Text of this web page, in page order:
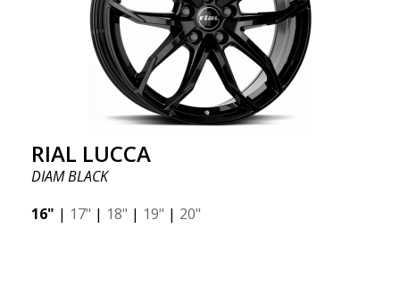
RIAL LUCCA
DIAM BLACK
16" | 17" | 18" | 19" | 20"